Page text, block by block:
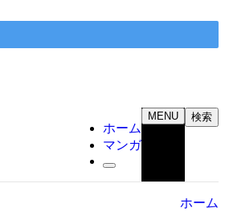
ホーム
マンガ
検索
MENU
ホーム